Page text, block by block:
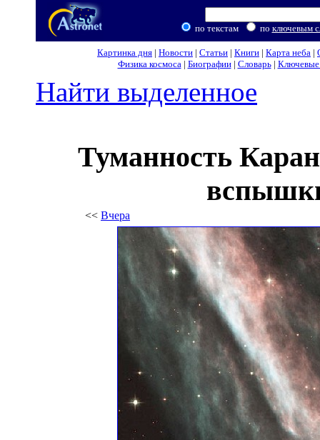
по текстам по ключевым
Картинка дня | Новости | Статьи | Книги | Карта неба |
Физика космоса| Биографии| Словарь| Ключевые
Найти выделенное
Туманность
<< Вчера